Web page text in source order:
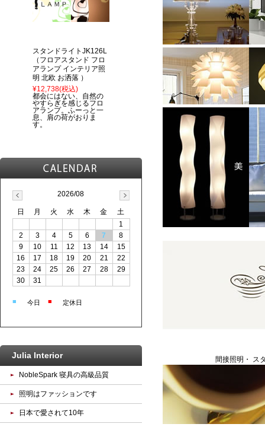
間接照明・ ス
スタンドライトJK126L
（フロアスタンド フロ
アランプ インテリア照
明 北欧 お洒落 ）
¥12,738(税込)
都会にはない、自然の
やすらぎを感じるフロ
アランプ。ふーっと一
息、肩の荷がおりま
す。
2026/08
日 月 火 水 木 金
土
1
2
3 4 5 6 7
8
9
10 11 12 13 14
15
16
17 18 19 20 21
22
23
24 25 26 27 28
29
30
31
■ 今日 ■ 定休日
Julia Interior
NobleSpark 寝具の高級品質
照明はファッションです
日本で愛されて10年